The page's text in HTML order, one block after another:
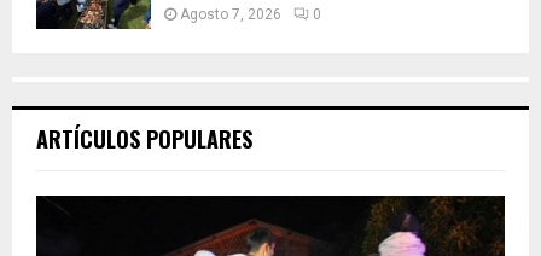
Agosto 7, 2026 0
ARTÍCULOS POPULARES